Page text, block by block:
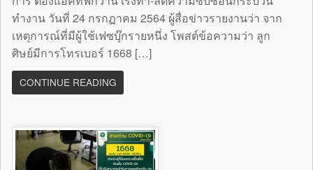
ทำงาน วันที่ 24 กรกฏาคม 2564 ผู้สื่อข่าวรายงานว่า จาก
เหตุการณ์ที่มีผู้ใช้เฟซบุ๊กรายหนึ่ง โพสต์ข้อความว่า ลูก
ศิษย์มีการโทรเบอร์ 1668 […]
CONTINUE READING